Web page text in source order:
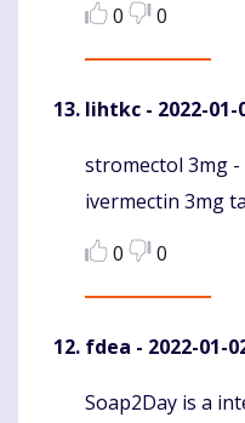
0
0
Iihtkc - 2022-01-
Komentaras
stromectol 3mg -
ivermectin 3mg
0
0
fdea - 2022-01-
Komentaras
Soap2Day is a